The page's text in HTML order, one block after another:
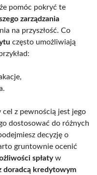
pomóc pokryć te
zarządzania
na przyszłość. Co
często umożliwiają
z pewnością jest jego
dostosować do różnych
decyzję o
gruntownie ocenić
spłatyw
doradcą kredytowym